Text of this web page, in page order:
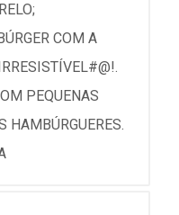
COM A
PEQUENAS
HAMBÚRGUERES.